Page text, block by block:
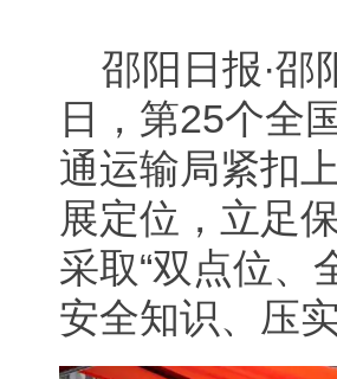
邵阳日报·邵
日，第25个全
通运输局紧扣
展定位，立足
采取“双点位、
安全知识、压